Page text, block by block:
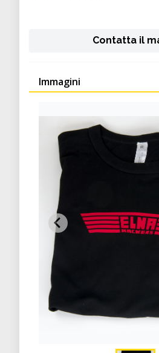
Contatta il
Immagini